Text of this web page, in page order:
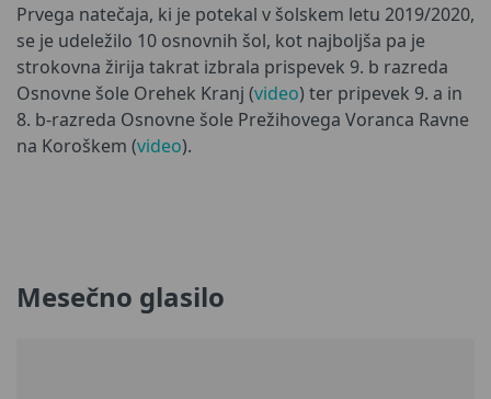
Prvega natečaja, ki je potekal v šolskem letu 2019/2020,
se je udeležilo 10 osnovnih šol, kot najboljša pa je
strokovna žirija takrat izbrala prispevek 9. b razreda
Osnovne šole Orehek Kranj (video) ter pripevek 9. a in
8. b-razreda Osnovne šole Prežihovega Voranca Ravne
na Koroškem (video).
Mesečno glasilo